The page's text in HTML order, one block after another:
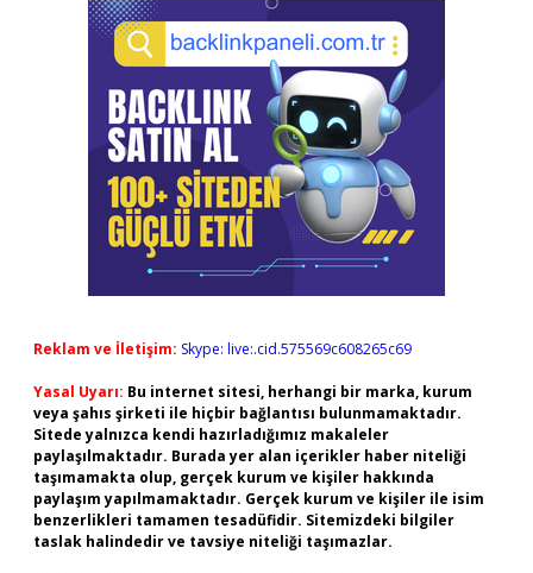
Reklam ve İletişim: Skype: live:.cid.575569c608265c69
Yasal Uyarı: Bu internet sitesi, herhangi bir marka, kurum
veya şahıs şirketi ile hiçbir bağlantısı bulunmamaktadır.
Sitede yalnızca kendi hazırladığımız makaleler
paylaşılmaktadır. Burada yer alan içerikler haber niteliği
taşımamakta olup, gerçek kurum ve kişiler hakkında
paylaşım yapılmamaktadır. Gerçek kurum ve kişiler ile isim
benzerlikleri tamamen tesadüfidir. Sitemizdeki bilgiler
taslak halindedir ve tavsiye niteliği taşımazlar.